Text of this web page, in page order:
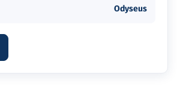
Odyseus